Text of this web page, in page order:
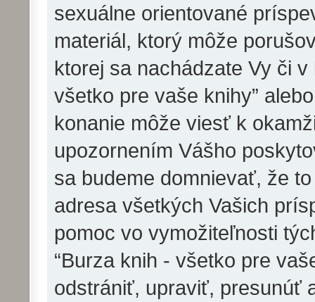
sexuálne orientované
materiál, ktorý môže
ktorej sa nachádzate Vy či
všetko pre vaše knihy”
konanie môže viesť k
upozornením Vášho
sa budeme domnievať, že
adresa všetkých Vašich
pomoc vo vymožiteľnosti
“Burza knih - všetko pre
odstrániť, upraviť, presunúť